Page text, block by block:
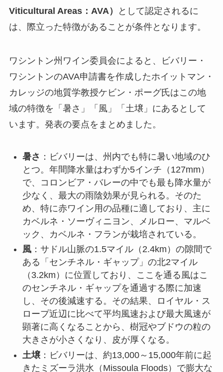
Viticultural Areas：AVA）
として認定されるに
は、際立った特徴があることが条件となります。
ワシントン州ワイン委員会によると、ビバリー・
ワシントンのAVA申請書を作成したホイットマン・
カレッジの地質学教授ケビン・ポーグ氏はこの地
域の特徴を「暑さ」「風」「土壌」にあるとして
います。発表の要点をまとめました。
暑さ ：ビバリーは、州内でも特に暑い地域のひ
とつ。年間降水量はわずか5インチ（127mm）
で、コロンビア・バレーの中でも最も降水量が
少なく、最大の雨陰効果が見られる。そのた
め、特に赤ワイン用の品種に適しており、主に
カベルネ・ソーヴィニヨン、メルロー、マルベ
ック、カベルネ・フランが栽培されている。
風：サドル山脈の1.5マイル（2.4km）の隙間で
ある「センチネル・ギャップ」の北2マイル
（3.2km）に位置しており、ここを通る風はこ
のセンチネル・ギャップを通過する際に加速
し、その後減速する。その結果、ロイヤル・ス
ロープ近辺に比べて平均風速および最大風速が
顕著に高くなることから、樹冠やブドウの粒の
大きさが小さくなり、皮が厚くなる。
土壌：ビバリーは、約13,000～15,000年前に起
きたミズーラ洪水（Missoula Floods）で膨大な